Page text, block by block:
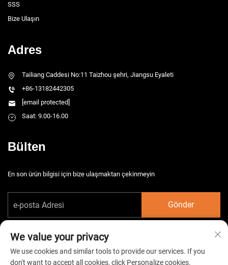
SSS
Bize Ulaşın
Adres
Tailiang Caddesi No:11 Taizhou şehri, Jiangsu Eyaleti
+86-13182442305
[email protected]
Saat: 9.00-16.00
Bülten
En son ürün bilgisi için bize ulaşmaktan çekinmeyin
Gönder
We value your privacy
We use cookies and similar tools to provide our services. If you
don't want to accept all cookies, click Personalize cookies.